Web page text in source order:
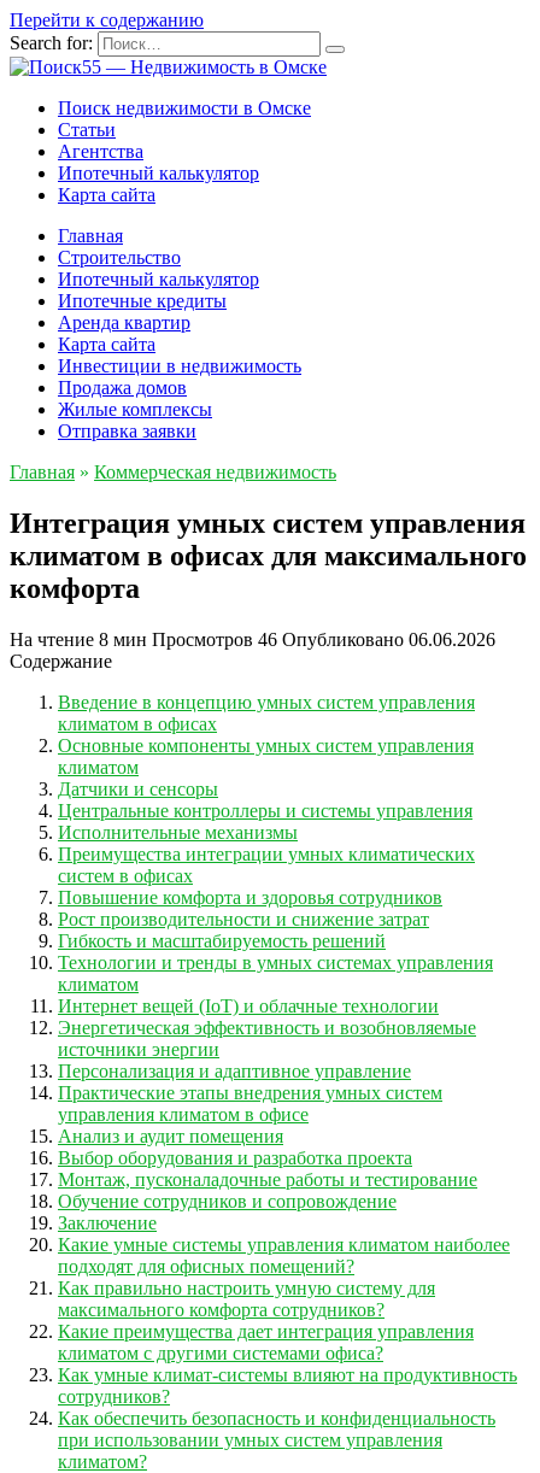
Перейти к содержанию
Search for:
Поиск недвижимости в Омске
Статьи
Агентства
Ипотечный калькулятор
Карта сайта
Главная
Строительство
Ипотечный калькулятор
Ипотечные кредиты
Аренда квартир
Карта сайта
Инвестиции в недвижимость
Продажа домов
Жилые комплексы
Отправка заявки
Главная » Коммерческая недвижимость
Интеграция умных систем управления
климатом в офисах для максимального
комфорта
На чтение 8 мин Просмотров 46 Опубликовано 06.06.2026
Содержание
Введение в концепцию умных систем управления
климатом в офисах
Основные компоненты умных систем управления
климатом
Датчики и сенсоры
Центральные контроллеры и системы управления
Исполнительные механизмы
Преимущества интеграции умных климатических
систем в офисах
Повышение комфорта и здоровья сотрудников
Рост производительности и снижение затрат
Гибкость и масштабируемость решений
Технологии и тренды в умных системах управления
климатом
Интернет вещей (IoT) и облачные технологии
Энергетическая эффективность и возобновляемые
источники энергии
Персонализация и адаптивное управление
Практические этапы внедрения умных систем
управления климатом в офисе
Анализ и аудит помещения
Выбор оборудования и разработка проекта
Монтаж, пусконаладочные работы и тестирование
Обучение сотрудников и сопровождение
Заключение
Какие умные системы управления климатом наиболее
подходят для офисных помещений?
Как правильно настроить умную систему для
максимального комфорта сотрудников?
Какие преимущества дает интеграция управления
климатом с другими системами офиса?
Как умные климат-системы влияют на продуктивность
сотрудников?
Как обеспечить безопасность и конфиденциальность
при использовании умных систем управления
климатом?